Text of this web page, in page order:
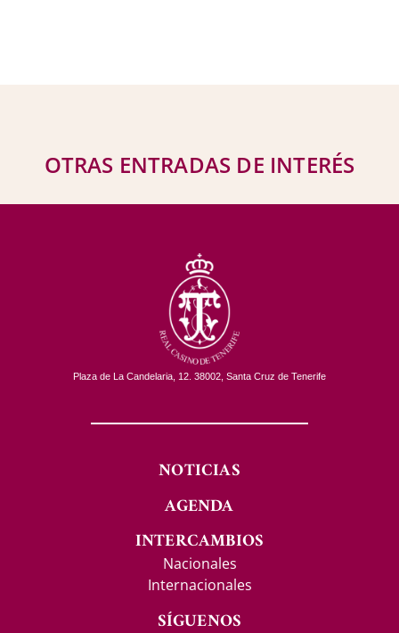
OTRAS ENTRADAS DE INTERÉS
Plaza de La Candelaria, 12. 38002, Santa Cruz de Tenerife
NOTICIAS
AGENDA
INTERCAMBIOS
Nacionales
Internacionales
SÍGUENOS